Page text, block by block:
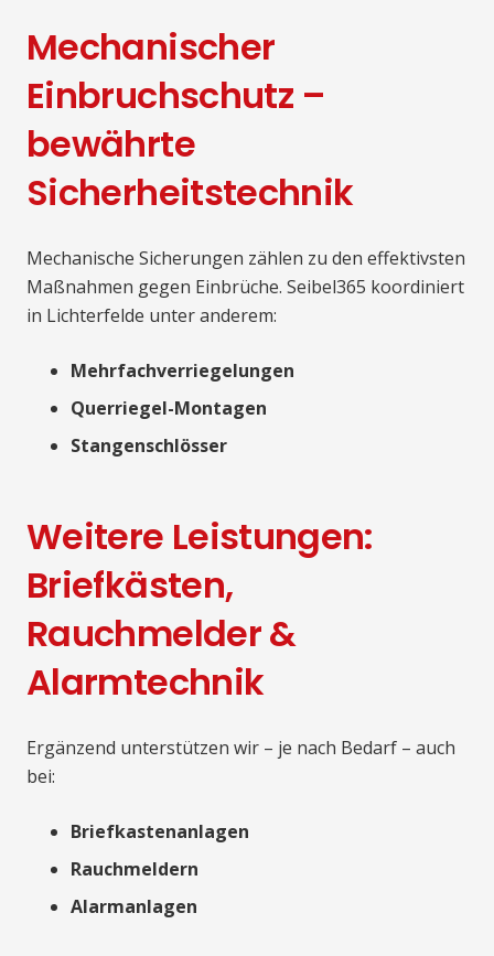
Mechanischer
Einbruchschutz –
bewährte
Sicherheitstechnik
Mechanische Sicherungen zählen zu den effektivsten
Maßnahmen gegen Einbrüche. Seibel365 koordiniert
in Lichterfelde unter anderem:
Mehrfachverriegelungen
Querriegel-Montagen
Stangenschlösser
Weitere Leistungen:
Briefkästen,
Rauchmelder &
Alarmtechnik
Ergänzend unterstützen wir – je nach Bedarf – auch
bei:
Briefkastenanlagen
Rauchmeldern
Alarmanlagen